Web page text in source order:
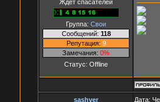
Ждёт спасателей
Группа: Свои
Сообщений: 118
Репутация: 9
Замечания: 0%
Статус: Offline
sashver Дата: